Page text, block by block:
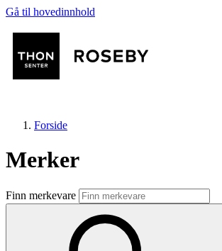
Gå til hovedinnhold
Butikker
Mat og drikke
Forside
Merker
Finn merkevare